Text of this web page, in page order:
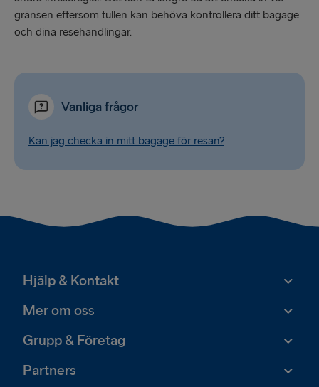
gränsen eftersom tullen kan behöva kontrollera ditt bagage
och dina resehandlingar.
Vanliga frågor
Kan jag checka in mitt bagage för resan?
Hjälp & Kontakt
Mer om oss
Grupp & Företag
Partners